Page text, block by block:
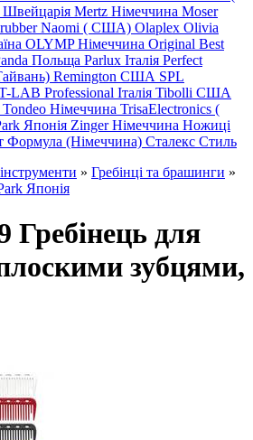
Mertz Німеччина Moser
Naomi ( США) Olaplex Olivia
OLYMP Німеччина Original Best
Польща Parlux Італія Perfect
Remington США SPL
LAB Professional Італія Tibolli США
Tondeo Німеччина TrisaElectronics (
Японія Zinger Німеччина Ножиці
Формула (Німеччина) Сталекс Стиль
» Гребінці та брашинги »
Японія
Гребінець для
зубцями,